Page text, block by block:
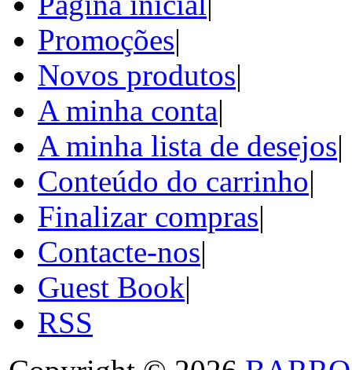
Promoções|
Novos produtos|
A minha conta|
A minha lista de desejos|
Conteúdo do carrinho|
Finalizar compras|
Contacte-nos|
Guest Book|
RSS